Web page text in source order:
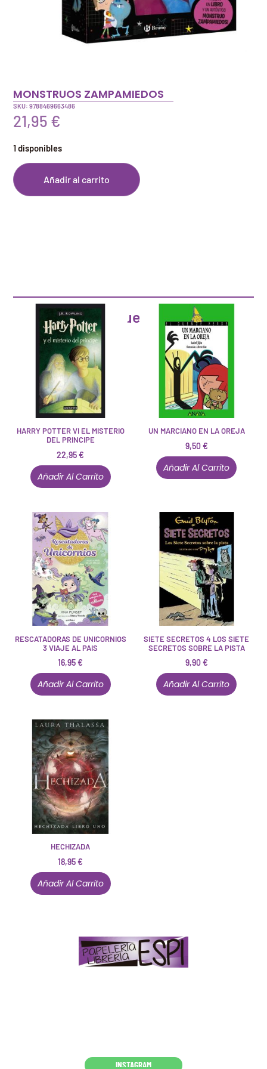
MONSTRUOS ZAMPAMIEDOS
SKU: 9788469663486
21,95 €
1 disponibles
Añadir al carrito
Artículos que pueden interesarte
HARRY POTTER VI EL MISTERIO
DEL PRINCIPE
22,95€
Añadir Al Carrito
UN MARCIANO EN LA OREJA
9,50€
Añadir Al Carrito
RESCATADORAS DE UNICORNIOS
3 VIAJE AL PAIS
16,95€
Añadir Al Carrito
SIETE SECRETOS 4 LOS SIETE
SECRETOS SOBRE LA PISTA
9,90€
Añadir Al Carrito
HECHIZADA
18,95€
Añadir Al Carrito
INSTAGRAM